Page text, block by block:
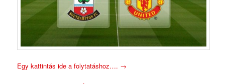
Egy kattintás ide a folytatáshoz…. →